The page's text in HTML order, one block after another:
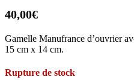
40,00€
Gamelle Manufrance d’ouvrier
15 cm x 14 cm.
Rupture de stock